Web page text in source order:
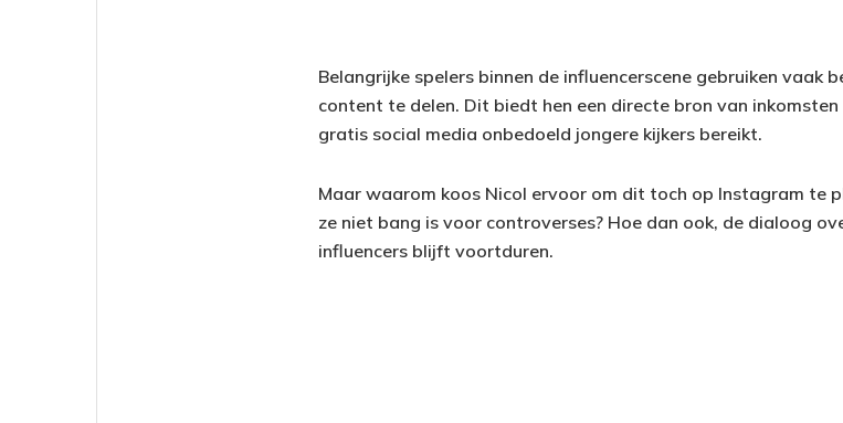
Belangrijke spelers binnen de influencerscene gebruiken vaak
content te delen. Dit biedt hen een directe bron van
gratis social media onbedoeld jongere kijkers bereikt.
Maar waarom koos Nicol ervoor om dit toch op Instagram te
ze niet bang is voor controverses? Hoe dan ook, de dialoog
influencers blijft voortduren.